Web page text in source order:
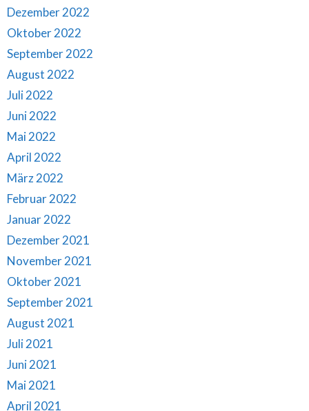
Dezember 2022
Oktober 2022
September 2022
August 2022
Juli 2022
Juni 2022
Mai 2022
April 2022
März 2022
Februar 2022
Januar 2022
Dezember 2021
November 2021
Oktober 2021
September 2021
August 2021
Juli 2021
Juni 2021
Mai 2021
April 2021